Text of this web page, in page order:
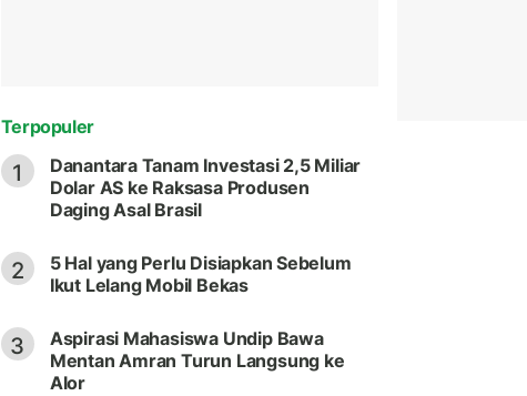
Terpopuler
1
Danantara Tanam Investasi 2,5 Miliar
Dolar AS ke Raksasa Produsen
Daging Asal Brasil
2
5 Hal yang Perlu Disiapkan Sebelum
Ikut Lelang Mobil Bekas
3
Aspirasi Mahasiswa Undip Bawa
Mentan Amran Turun Langsung ke
Alor